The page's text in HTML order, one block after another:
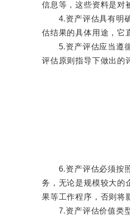
信息等，这些资料是对
4.资产评估具有明确
估结果的具体用途，它
5.资产评估应当遵循
评估原则指导下做出的
6.资产评估必须按照
务，无论是规模较大的
果等工作程序，否则将
7.资产评估价值类型